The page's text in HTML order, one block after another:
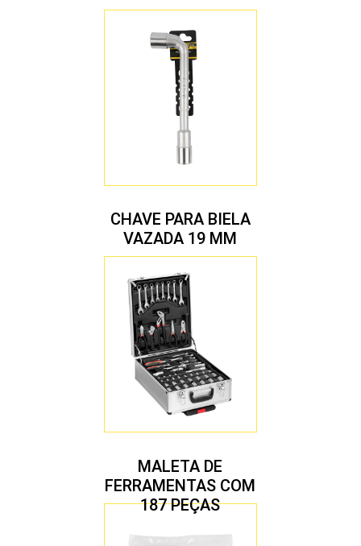
CHAVE PARA BIELA
VAZADA 19 MM
MALETA DE
FERRAMENTAS COM
187 PEÇAS